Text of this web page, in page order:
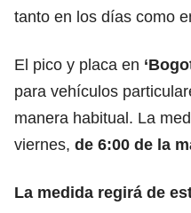
tanto en los días como
El pico y placa en
para vehículos
manera habitual. La
viernes, de 6:00 de la
La medida regirá de